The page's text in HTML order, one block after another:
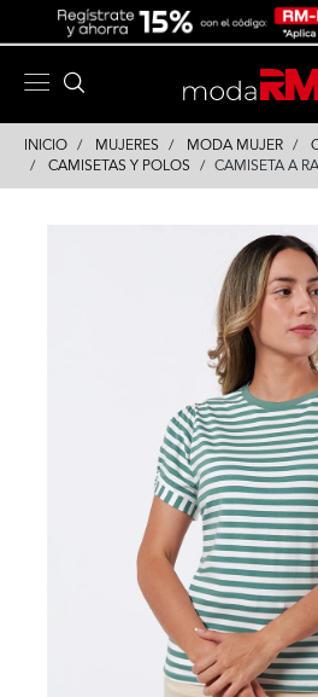
INICIO MUJERES MODA MUJER
CAMISETAS Y POLOS
CAMISETA A